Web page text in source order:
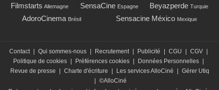
Filmstarts Allemagne SensaCine Espagne Beyazperde Turquie
AdoroCinema Brésil Sensacine México Mexique
Contact Qui sommes-nous Recrutement Publicité CGU CGV
Politique de cookies
Préférences cookies Données Personnelles
Revue de presse
Charte d'écriture Les services AlloCiné
Gérer Utiq
©AlloCiné